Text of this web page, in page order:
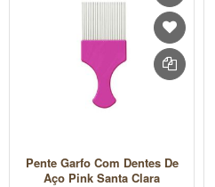
Pente Garfo Com Dentes De
Aço Pink Santa Clara